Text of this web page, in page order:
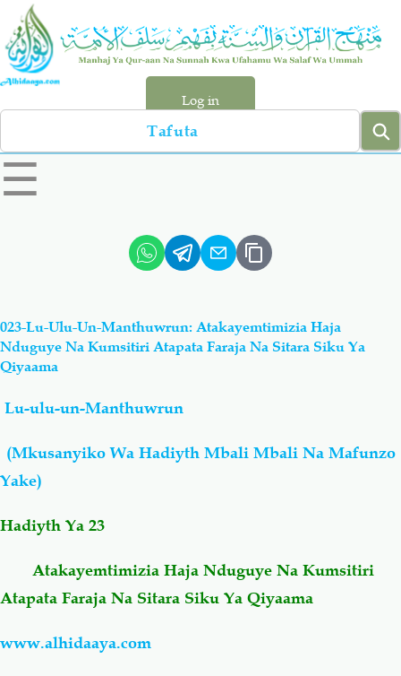
Skip
main
content
Log in
Search
left
sidebar
☰
Hadiyth
Aqiydah Manhaj
Salaf Wa Ummah Firaq-Makundi
Akhlaaq-Aadaab Raqaaiq
023-Lu-Ulu-Un-Manthuwrun: Atakayemtimizia Haja
Nduguye Na Kumsitiri Atapata Faraja Na Sitara Siku Ya
Qiyaama
Lu-ulu-un-Manthuwrun
(Mkusanyiko Wa Hadiyth Mbali Mbali Na Mafunzo
Yake)
Hadiyth Ya 23
Atakayemtimizia Haja Nduguye Na Kumsitiri
Atapata Faraja Na Sitara Siku Ya Qiyaama
www.alhidaaya.com